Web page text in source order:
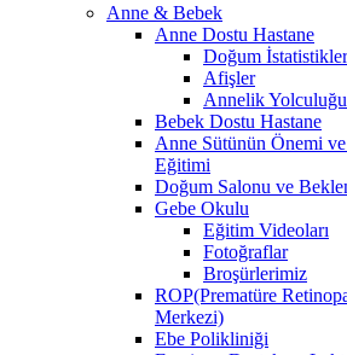
Anne & Bebek
Anne Dostu Hastane
Doğum
Afişler
Annelik
Bebek Dostu Hastane
Anne Sütünün Önemi ve
Eğitimi
Doğum Salonu ve
Gebe Okulu
Eğitim Videoları
Fotoğraflar
Broşürlerimiz
ROP(Prematüre
Merkezi)
Ebe Polikliniği